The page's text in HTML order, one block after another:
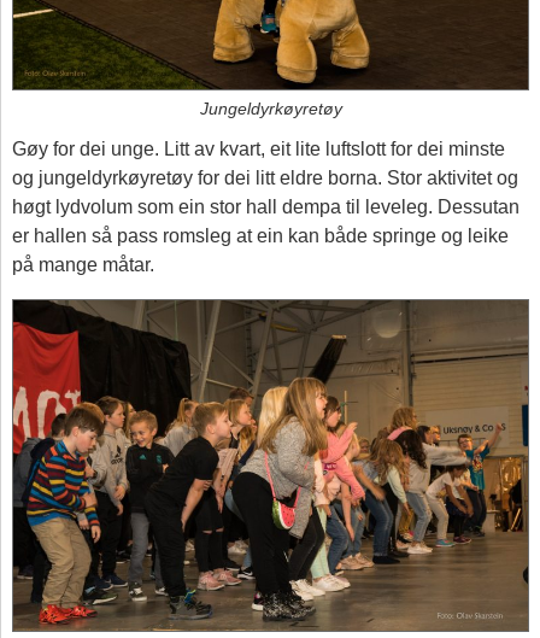
Jungeldyrkøyretøy
Gøy for dei unge. Litt av kvart, eit lite luftslott for dei minste
og jungeldyrkøyretøy for dei litt eldre borna. Stor aktivitet og
høgt lydvolum som ein stor hall dempa til leveleg. Dessutan
er hallen så pass romsleg at ein kan både springe og leike
på mange måtar.